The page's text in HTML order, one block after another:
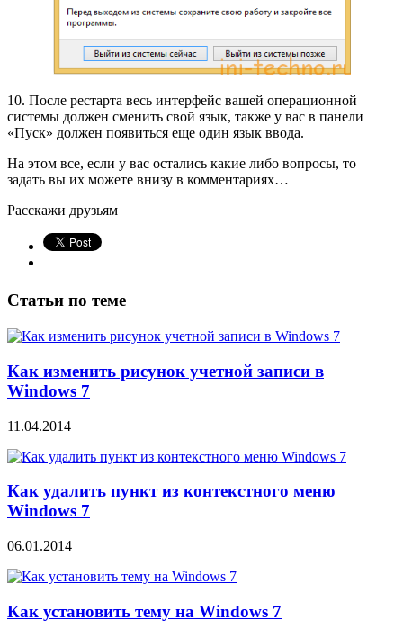
10. После рестарта весь интерфейс вашей операционной
системы должен сменить свой язык, также у вас в панели
«Пуск» должен появиться еще один язык ввода.
На этом все, если у вас остались какие либо вопросы, то
задать вы их можете внизу в комментариях…
Расскажи друзьям
Статьи по теме
Как изменить рисунок учетной записи в
Windows 7
11.04.2014
Как удалить пункт из контекстного меню
Windows 7
06.01.2014
Как установить тему на Windows 7